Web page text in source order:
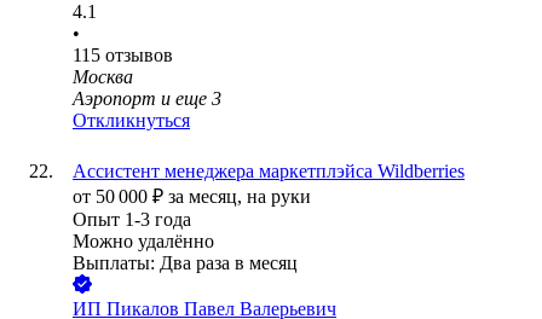
4.1
•
115 отзывов
Москва
Аэропорт и еще 3
Откликнуться
Ассистент менеджера маркетплэйса Wildberries
от 50 000 ₽ за месяц, на руки
Опыт 1-3 года
Можно удалённо
Выплаты: Два раза в месяц
ИП Пикалов Павел Валерьевич